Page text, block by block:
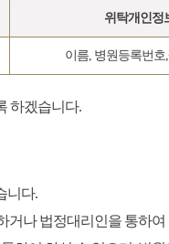
위탁개인정
이름, 병원등록번호
하겠습니다.
니다.
나 법정대리인을 통하